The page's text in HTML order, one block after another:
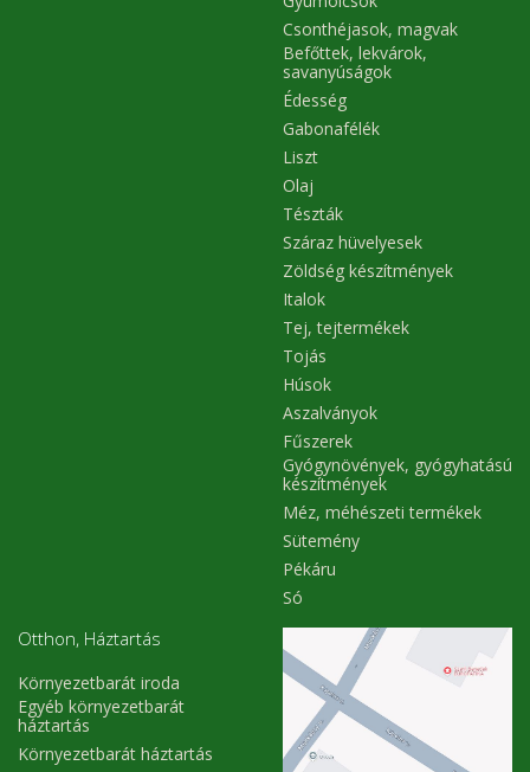
Csonthéjasok, magvak
Befőttek, lekvárok,
savanyúságok
Édesség
Gabonafélék
Liszt
Olaj
Tészták
Száraz hüvelyesek
Zöldség készítmények
Italok
Tej, tejtermékek
Tojás
Húsok
Aszalványok
Fűszerek
Gyógynövények, gyógyhatású
készítmények
Méz, méhészeti termékek
Sütemény
Pékáru
Só
Otthon, Háztartás
Környezetbarát iroda
Egyéb környezetbarát
háztartás
Környezetbarát háztartás